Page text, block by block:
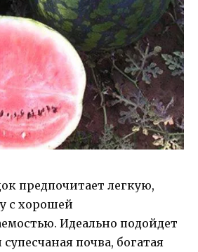
предпочитает легкую,
с хорошей
Идеально подойдет
почва, богатая